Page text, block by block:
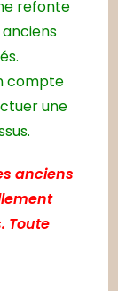
refonte
compte
une
anciens
Toute